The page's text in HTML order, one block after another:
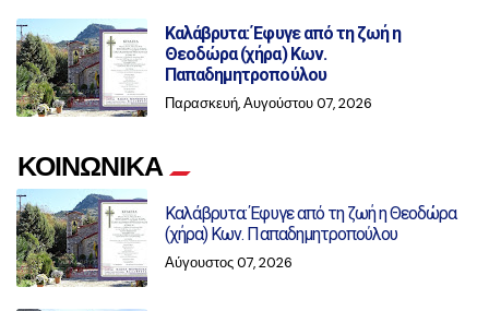
Καλάβρυτα: Έφυγε από τη ζωή η
Θεοδώρα (χήρα) Κων.
Παπαδημητροπούλου
Παρασκευή, Αυγούστου 07, 2026
ΚΟΙΝΩΝΙΚΑ
Καλάβρυτα: Έφυγε από τη ζωή η Θεοδώρα
(χήρα) Κων. Παπαδημητροπούλου
Αύγουστος 07, 2026